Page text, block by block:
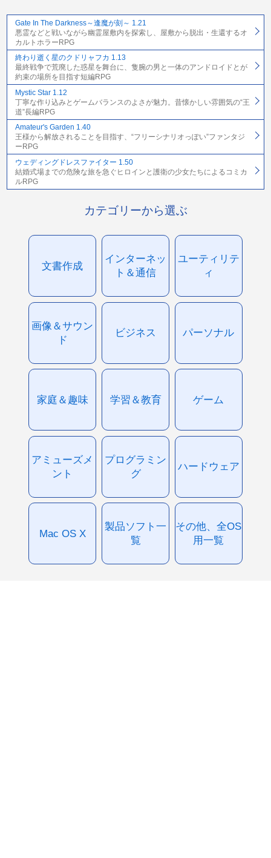
Gate In The Darkness～逢魔が刻～ 1.21
悪霊などと戦いながら幽霊屋敷内を探索し、屋敷から脱出・生還するオ
カルトホラーRPG
終わり逝く星のクドリャフカ 1.13
最終戦争で荒廃した惑星を舞台に、隻腕の男と一体のアンドロイドとが
約束の場所を目指す短編RPG
Mystic Star 1.12
丁寧な作り込みとゲームバランスのよさが魅力。昔懐かしい雰囲気の“王
道”長編RPG
Amateur's Garden 1.40
王様から解放されることを目指す、“フリーシナリオっぽい”ファンタジ
ーRPG
ウェディングドレスファイター 1.50
結婚式場までの危険な旅を急ぐヒロインと護衛の少女たちによるコミカ
ルRPG
カテゴリーから選ぶ
文書作成
インターネッ
ト＆通信
ユーティリテ
ィ
画像＆サウン
ド
ビジネス パーソナル
家庭＆趣味 学習＆教育 ゲーム
アミューズメ
ント
プログラミン
グ
ハードウェア
Mac OS X
製品ソフト一
覧
その他、全OS
用一覧